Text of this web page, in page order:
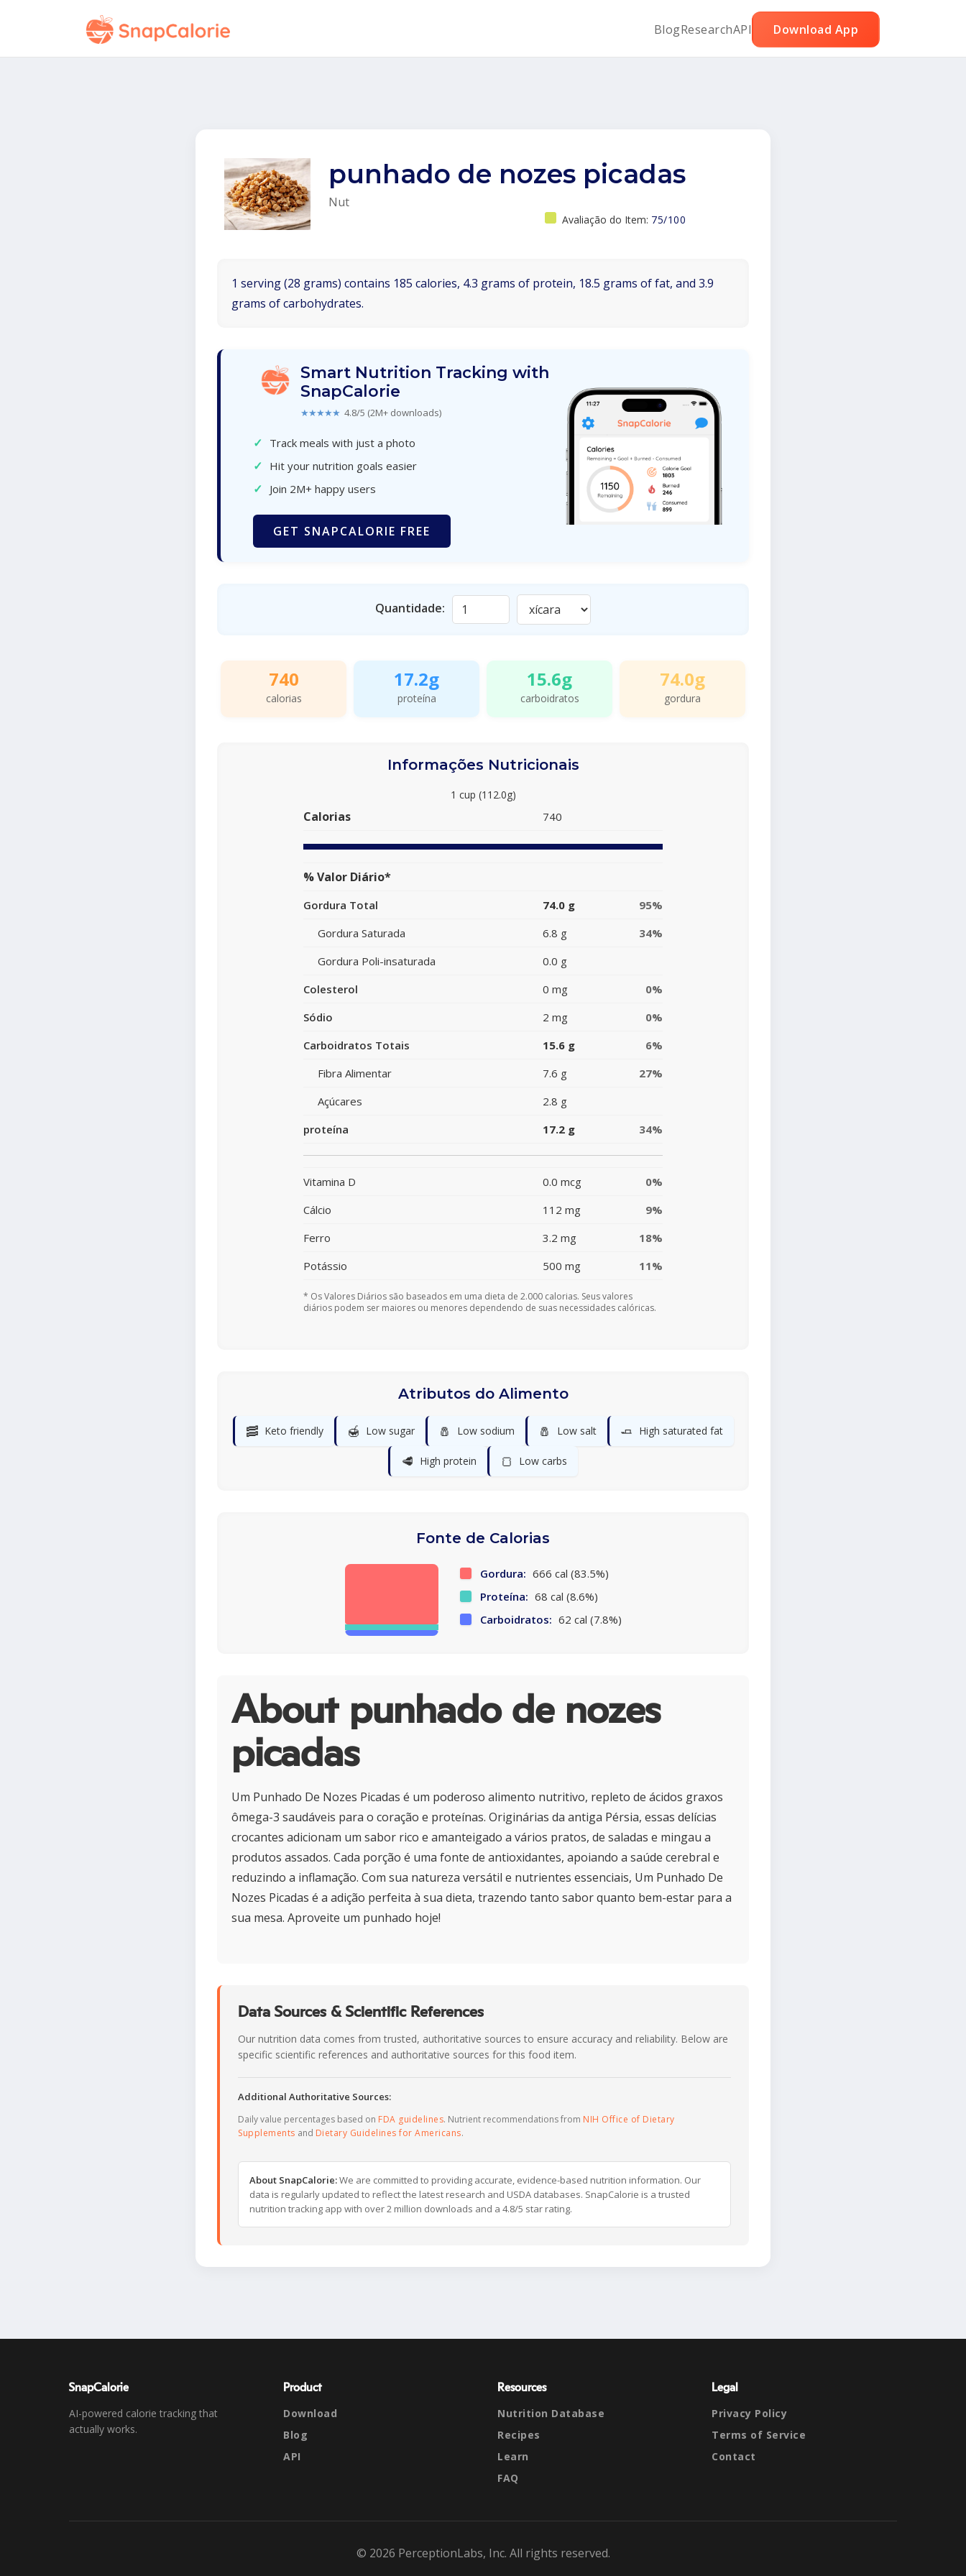
BlogResearchAPI Download App
punhado de nozes picadas
Nut
Avaliação do Item: 75/100
1 serving (28 grams) contains 185 calories, 4.3 grams of protein, 18.5 grams of fat, and 3.9
grams of carbohydrates.
Smart Nutrition Tracking with
SnapCalorie
★★★★★ 4.8/5 (2M+ downloads)
✓ Track meals with just a photo
✓ Hit your nutrition goals easier
✓ Join 2M+ happy users
GET SNAPCALORIE FREE
Quantidade:
740
calorias
17.2g
proteína
15.6g
carboidratos
74.0g
gordura
Informações Nutricionais
1 cup (112.0g)
Calorias 740
% Valor Diário*
Gordura Total 74.0 g
95%
Gordura Saturada
6.8 g
34%
Gordura Poli-insaturada
0.0 g
Colesterol
0 mg
0%
Sódio
2 mg
0%
Carboidratos Totais
15.6 g
6%
Fibra Alimentar
7.6 g
27%
Açúcares
2.8 g
proteína
17.2 g 34%
Vitamina D 0.0 mcg
0%
Cálcio
112 mg
9%
Ferro
3.2 mg
18%
Potássio
500 mg 11%
* Os Valores Diários são baseados em uma dieta de 2.000 calorias. Seus valores
diários podem ser maiores ou menores dependendo de suas necessidades calóricas.
Atributos do Alimento
🥓 Keto friendly 🍯 Low sugar 🧂 Low sodium 🧂 Low salt 🧈 High saturated fat
🥩 High protein 🍞 Low carbs
Fonte de Calorias
Gordura: 666 cal (83.5%)
Proteína: 68 cal (8.6%)
Carboidratos: 62 cal (7.8%)
About punhado de nozes
picadas
Um Punhado De Nozes Picadas é um poderoso alimento nutritivo, repleto de ácidos graxos
ômega-3 saudáveis para o coração e proteínas. Originárias da antiga Pérsia, essas delícias
crocantes adicionam um sabor rico e amanteigado a vários pratos, de saladas e mingau a
produtos assados. Cada porção é uma fonte de antioxidantes, apoiando a saúde cerebral e
reduzindo a inflamação. Com sua natureza versátil e nutrientes essenciais, Um Punhado De
Nozes Picadas é a adição perfeita à sua dieta, trazendo tanto sabor quanto bem-estar para a
sua mesa. Aproveite um punhado hoje!
Data Sources & Scientific References
Our nutrition data comes from trusted, authoritative sources to ensure accuracy and reliability. Below are
specific scientific references and authoritative sources for this food item.
Additional Authoritative Sources:
Daily value percentages based on FDA guidelines. Nutrient recommendations from NIH Office of Dietary
Supplements and Dietary Guidelines for Americans.
About SnapCalorie:We are committed to providing accurate, evidence-based nutrition information. Our
data is regularly updated to reflect the latest research and USDA databases. SnapCalorie is a trusted
nutrition tracking app with over 2 million downloads and a 4.8/5 star rating.
SnapCalorie
AI-powered calorie tracking that
actually works.
Product
Download
Blog
API
Resources
Nutrition Database
Recipes
Learn
FAQ
Legal
Privacy Policy
Terms of Service
Contact
© 2026 PerceptionLabs, Inc. All rights reserved.